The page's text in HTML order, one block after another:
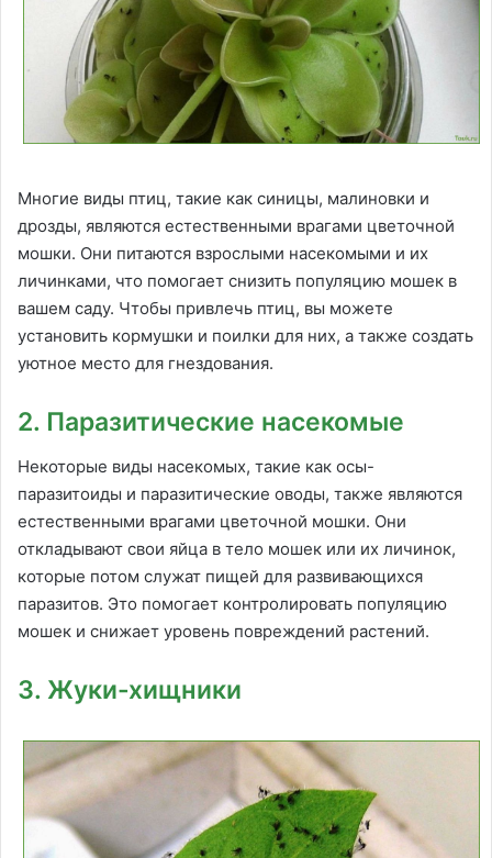
Многие виды птиц, такие как синицы, малиновки и
дрозды, являются естественными врагами цветочной
мошки. Они питаются взрослыми насекомыми и их
личинками, что помогает снизить популяцию мошек в
вашем саду. Чтобы привлечь птиц, вы можете
установить кормушки и поилки для них, а также создать
уютное место для гнездования.
2. Паразитические насекомые
Некоторые виды насекомых, такие как осы-
паразитоиды и паразитические оводы, также являются
естественными врагами цветочной мошки. Они
откладывают свои яйца в тело мошек или их личинок,
которые потом служат пищей для развивающихся
паразитов. Это помогает контролировать популяцию
мошек и снижает уровень повреждений растений.
3. Жуки-хищники